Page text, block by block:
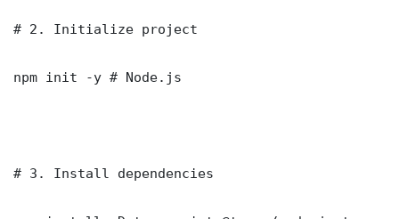
# 2. Initialize project
npm init -y # Node.js
# 3. Install dependencies